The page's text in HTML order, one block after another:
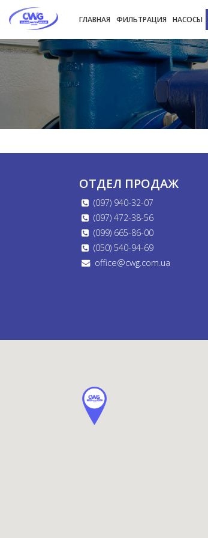
ГЛАВНАЯ ФИЛЬТРАЦИЯ НАСОСЫ
ОТДЕЛ ПРОДАЖ
(097) 940-32-07
(097) 472-38-56
(099) 665-86-00
(050) 540-94-69
office@cwg.com.ua